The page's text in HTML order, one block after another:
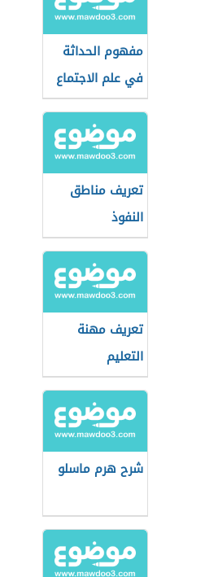
مفهوم الحداثة
في علم الاجتماع
تعريف مناطق
النفوذ
تعريف مهنة
التعليم
شرح هرم ماسلو